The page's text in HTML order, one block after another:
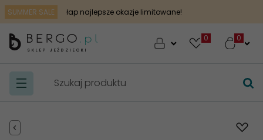
SUMMER SALE łap najlepsze okazje limitowane!
SKLEP JEŹDZIECKI
0